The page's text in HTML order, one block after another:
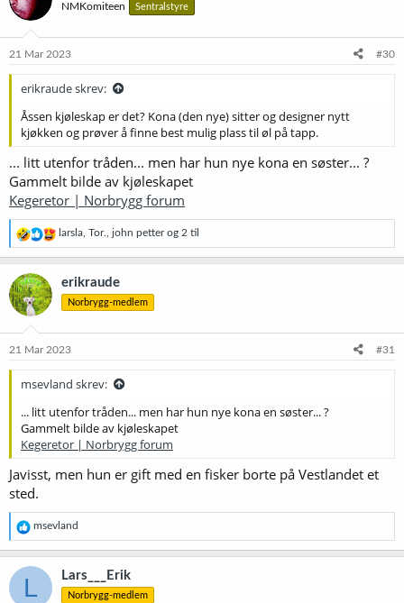
j
o
e
NMKomiteen Sentralstyre
21 Mar 2023 #30
erikraude skrev:
Åssen kjøleskap er det? Kona (den nye) sitter og designer nytt
kjøkken og prøver å finne best mulig plass til øl på tapp.
... litt utenfor tråden... men har hun nye kona en søster... ?
Gammelt bilde av kjøleskapet
Kegeretor | Norbrygg forum
R
e
a
n
e
larsla Tor. john petterog 2 til
erikraude
Norbrygg-medlem
21 Mar 2023 #31
msevland skrev:
... litt utenfor tråden... men har hun nye kona en søster... ?
Gammelt bilde av kjøleskapet
Kegeretor | Norbrygg forum
Javisst, men hun er gift med en fisker borte på Vestlandet et
sted.
R
e
a
k
j
msevland
L Lars___Erik
Norbrygg-medlem